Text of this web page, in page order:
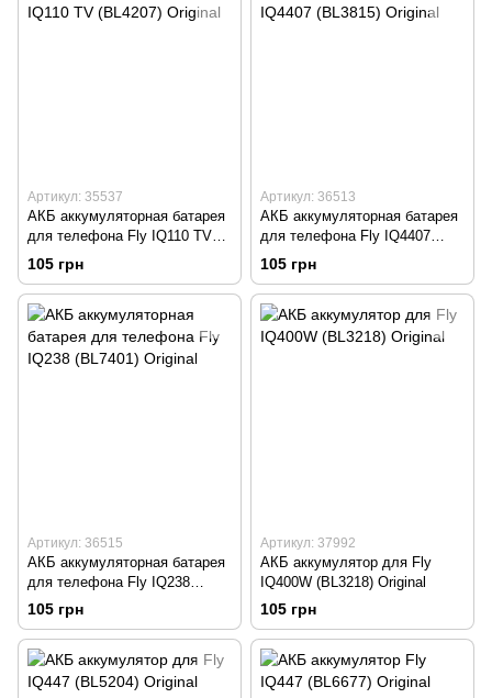
Артикул: 35537
АКБ аккумуляторная батарея
для телефона Fly IQ110 TV
(BL4207) Original
105 грн
Артикул: 36513
АКБ аккумуляторная батарея
для телефона Fly IQ4407
(BL3815) Original
105 грн
Артикул: 36515
АКБ аккумуляторная батарея
для телефона Fly IQ238
(BL7401) Original
105 грн
Артикул: 37992
АКБ аккумулятор для Fly
IQ400W (BL3218) Original
105 грн